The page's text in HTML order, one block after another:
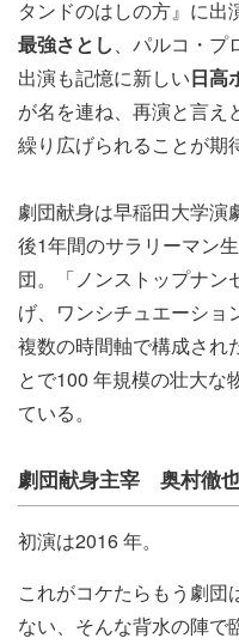
タンドのはしの方』に出
最強さとし、パルコ・プ
出演も記憶に新しい日高
が名を連ね、再演と言え
繰り広げられることが期
劇団献身は早稲田大学演
後1年間のサラリーマン
団。「ノンストップナン
げ、ワンシチュエーショ
複数の時間軸で構成され
とで100 年規模の壮大な
ている。
劇団献身主宰 奥村徹
初演は2016 年。
これがコケたらもう劇団
ない、そんな背水の陣で